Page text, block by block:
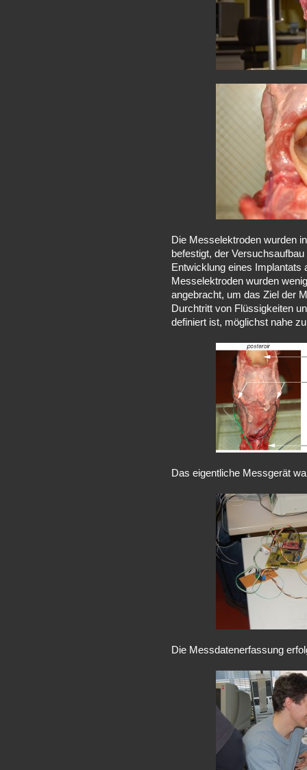
Die Messelektroden wurden
befestigt, der
Entwicklung eines Implantats
Messelektroden wurden
angebracht, um das Ziel der
Durchtritt von Flüssigkeiten
definiert ist, möglichst nahe
Das eigentliche Messgerät
Die Messdatenerfassung